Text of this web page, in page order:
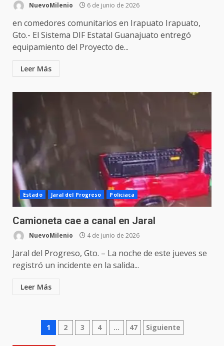
NuevoMilenio 6 de junio de 2026
en comedores comunitarios en Irapuato Irapuato,
Gto.- El Sistema DIF Estatal Guanajuato entregó
equipamiento del Proyecto de...
Leer Más
Estado Jaral del Progreso Policiaca
Camioneta cae a canal en Jaral
NuevoMilenio 4 de junio de 2026
Jaral del Progreso, Gto. – La noche de este jueves se
registró un incidente en la salida...
Leer Más
Paginación
1 2 3 4 … 47 Siguiente